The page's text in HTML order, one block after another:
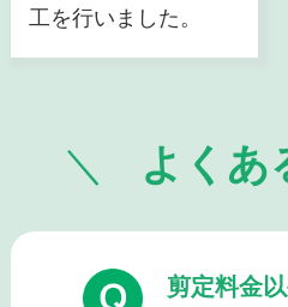
工を行いました。
よくあ
剪定料金